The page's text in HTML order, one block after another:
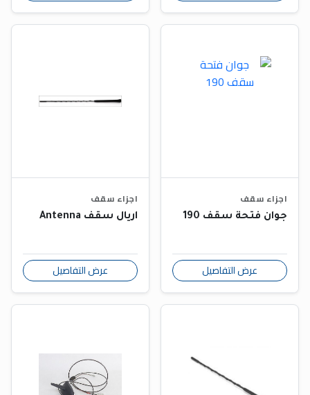
اجزاء سقف
جوان فتحة سقف 190
عرض التفاصيل
اجزاء سقف
اريال سقف Antenna
عرض التفاصيل